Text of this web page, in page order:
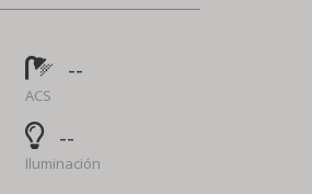
--
ACS
--
Iluminación